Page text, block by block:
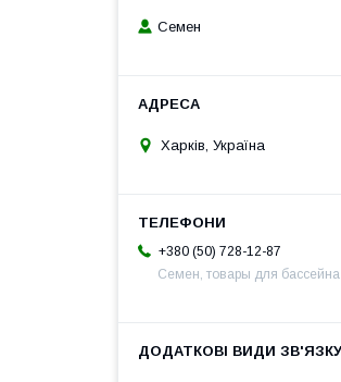
Семен
Харків, Україна
+380 (50) 728-12-87
Семен, товары для бассейна